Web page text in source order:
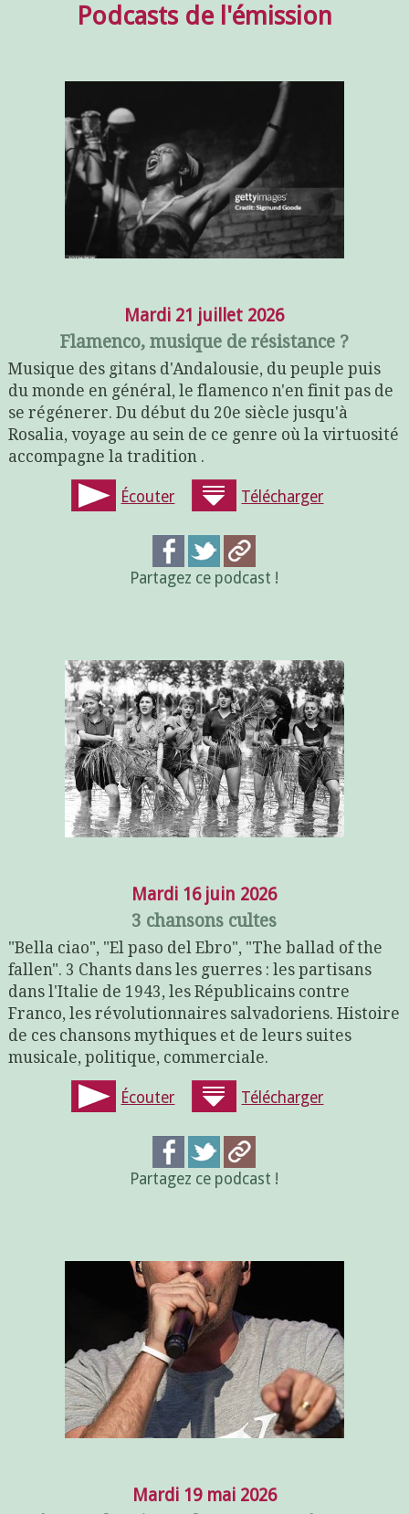
Podcasts de l'émission
Mardi 21 juillet 2026
Flamenco, musique de résistance ?
Musique des gitans d'Andalousie, du peuple puis
du monde en général, le flamenco n'en finit pas de
se régénerer. Du début du 20e siècle jusqu'à
Rosalia, voyage au sein de ce genre où la virtuosité
accompagne la tradition .
Écouter Télécharger
Partagez ce podcast !
Mardi 16 juin 2026
3 chansons cultes
"Bella ciao", "El paso del Ebro", "The ballad of the
fallen". 3 Chants dans les guerres : les partisans
dans l'Italie de 1943, les Républicains contre
Franco, les révolutionnaires salvadoriens. Histoire
de ces chansons mythiques et de leurs suites
musicale, politique, commerciale.
Écouter Télécharger
Partagez ce podcast !
Mardi 19 mai 2026